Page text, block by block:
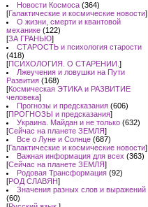
Новости Космоса (364)
[Галактические и космические новости]
О жизни, смерти и квантовой
механике (122)
[ЗА ГРАНЬЮ]
СТАРОСТЬ и психология старости
(418)
[ПСИХОЛОГИЯ. О СТАРЕНИИ. ]
Лжеучения и ловушки на Пути
Развития (168)
[Космическая ЭТИКА и РАЗВИТИЕ
человека]
Прогнозы и предсказания (606)
[ПРОГНОЗЫ и предсказания]
Украина. Майдан и не только (632)
[Сейчас на планете ЗЕМЛЯ]
Все о Луне и Солнце (687)
[Галактические и космические новости]
Важная информация для всех (363)
[Сейчас на планете ЗЕМЛЯ]
Родовая Трансформация (92)
[РОД СЛАВЯН]
Значения разных слов и выражений
(60)